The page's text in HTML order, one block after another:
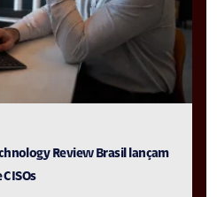
Review Brasil lançam